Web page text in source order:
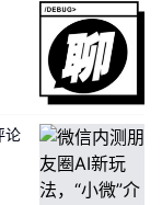
赫信道以及对
定、更低延迟的
谱对于释放 Wi-
奥斯汀的Wi-Fi
论